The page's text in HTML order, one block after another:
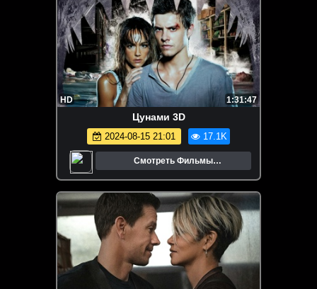
HD 1:31:47
Цунами 3D
2024-08-15 21:01 17.1K
Смотреть Фильмы
Онлайн.Трейлеры.Кино.